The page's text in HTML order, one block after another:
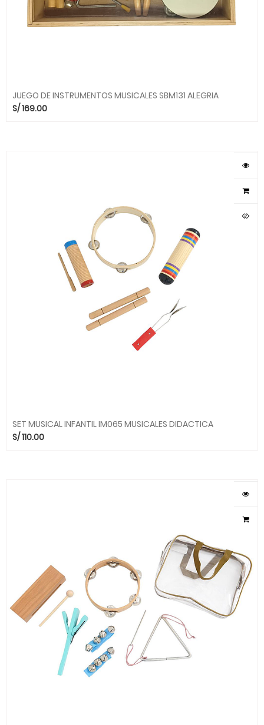
JUEGO DE INSTRUMENTOS MUSICALES SBM131 ALEGRIA
S/169.00
SET MUSICAL INFANTIL IM065 MUSICALES DIDACTICA
S/110.00